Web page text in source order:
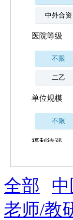
中外合资
医院等级
不限
二乙
单位规模
不限
福利待遇
薪资与社保
五险
全勤奖
全部
老师/教